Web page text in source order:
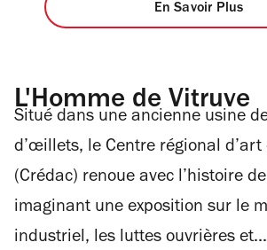
En Savoir Plus
L'Homme de Vitruve
Situé dans une ancienne usine
d’œillets, le Centre régional
(Crédac) renoue avec l’histoire
imaginant une exposition sur le
industriel, les luttes ouvrières et...